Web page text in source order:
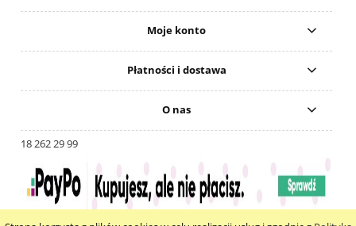
Moje konto
Płatności i dostawa
O nas
18 262 29 99